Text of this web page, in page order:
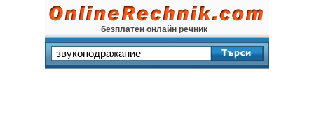
безплатен онлайн речник